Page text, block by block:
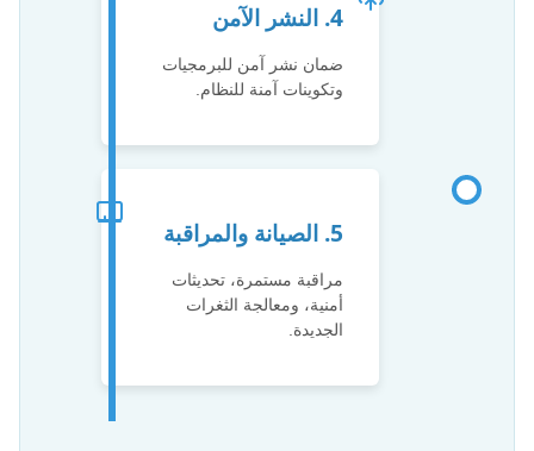
4. النشر الآمن
ضمان نشر آمن للبرمجيات
وتكوينات آمنة للنظام.
5. الصيانة والمراقبة
مراقبة مستمرة، تحديثات
أمنية، ومعالجة الثغرات
الجديدة.